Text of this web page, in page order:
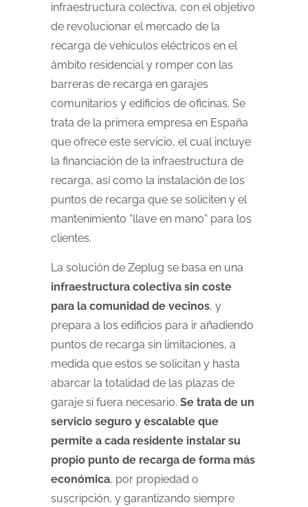
infraestructura colectiva, con el objetivo
de revolucionar el mercado de la
recarga de vehículos eléctricos en el
ámbito residencial y romper con las
barreras de recarga en garajes
comunitarios y edificios de oficinas. Se
trata de la primera empresa en España
que ofrece este servicio, el cual incluye
la financiación de la infraestructura de
recarga, así como la instalación de los
puntos de recarga que se soliciten y el
mantenimiento “llave en mano” para los
clientes.
La solución de Zeplug se basa en una
infraestructura colectiva sin coste
para la comunidad de vecinos, y
prepara a los edificios para ir añadiendo
puntos de recarga sin limitaciones, a
medida que estos se solicitan y hasta
abarcar la totalidad de las plazas de
garaje si fuera necesario. Se trata de un
servicio seguro y escalable que
permite a cada residente instalar su
propio punto de recarga de forma más
económica, por propiedad o
suscripción, y garantizando siempre